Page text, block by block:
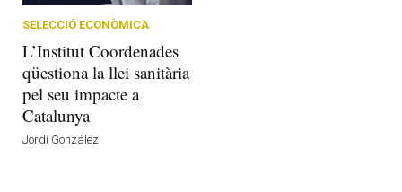
SELECCIÓ ECONÒMICA
L’Institut Coordenades
qüestiona la llei sanitària
pel seu impacte a
Catalunya
Jordi González